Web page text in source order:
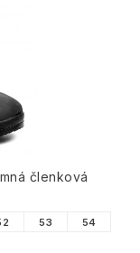
členková
53 54